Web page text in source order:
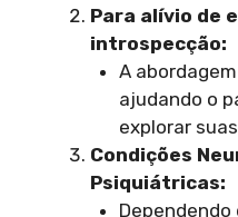
Para alívio de
introspecção:
A
ajudando o
explorar
Condições
Psiquiátricas:
Dependendo